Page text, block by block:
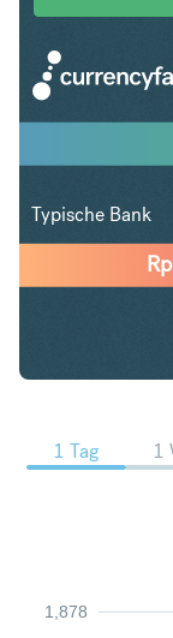
Rp
Typische Bank
1 Tag 1
1,878